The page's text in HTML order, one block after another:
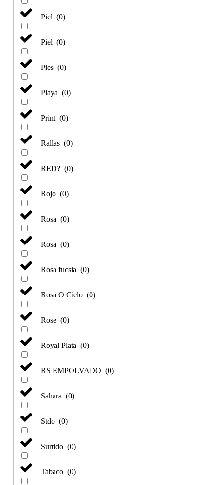
Piel (0)
Piel (0)
Pies (0)
Playa (0)
Print (0)
Rallas (0)
RED? (0)
Rojo (0)
Rosa (0)
Rosa (0)
Rosa fucsia (0)
Rosa O Cielo (0)
Rose (0)
Royal Plata (0)
RS EMPOLVADO (0)
Sahara (0)
Stdo (0)
Surtido (0)
Tabaco (0)